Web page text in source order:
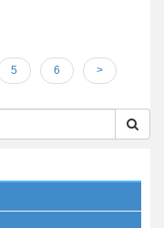
5 6 >